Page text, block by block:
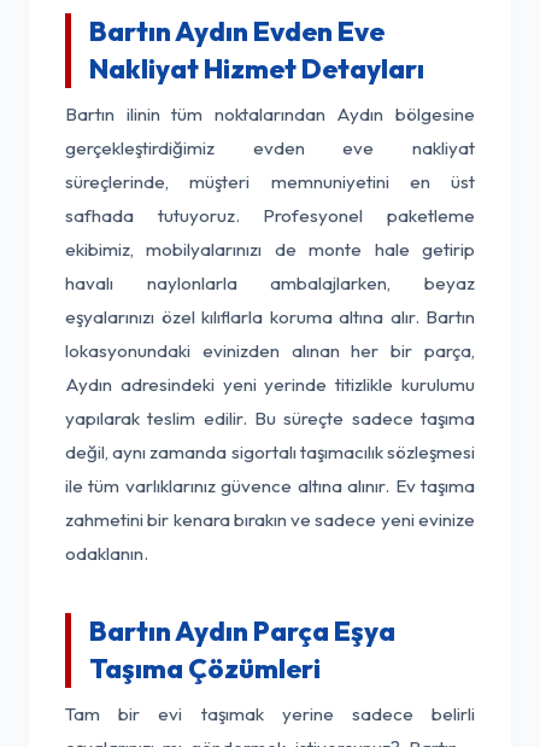
Bartın Aydın Evden Eve
Nakliyat Hizmet Detayları
Bartın ilinin tüm noktalarından Aydın bölgesine
gerçekleştirdiğimiz evden eve nakliyat
süreçlerinde, müşteri memnuniyetini en üst
safhada tutuyoruz. Profesyonel paketleme
ekibimiz, mobilyalarınızı de monte hale getirip
havalı naylonlarla ambalajlarken, beyaz
eşyalarınızı özel kılıflarla koruma altına alır. Bartın
lokasyonundaki evinizden alınan her bir parça,
Aydın adresindeki yeni yerinde titizlikle kurulumu
yapılarak teslim edilir. Bu süreçte sadece taşıma
değil, aynı zamanda sigortalı taşımacılık sözleşmesi
ile tüm varlıklarınız güvence altına alınır. Ev taşıma
zahmetini bir kenara bırakın ve sadece yeni evinize
odaklanın.
Bartın Aydın Parça Eşya
Taşıma Çözümleri
Tam bir evi taşımak yerine sadece belirli